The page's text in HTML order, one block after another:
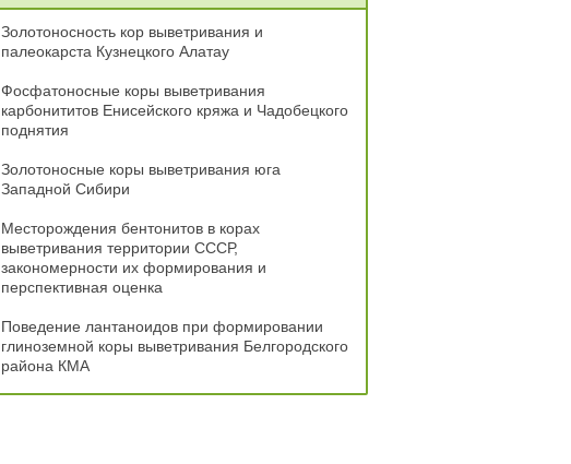
Золотоносность кор выветривания и
палеокарста Кузнецкого Алатау
Фосфатоносные коры выветривания
карбонититов Енисейского кряжа и Чадобецкого
поднятия
Золотоносные коры выветривания юга
Западной Сибири
Месторождения бентонитов в корах
выветривания территории СССР,
закономерности их формирования и
перспективная оценка
Поведение лантаноидов при формировании
глиноземной коры выветривания Белгородского
района КМА